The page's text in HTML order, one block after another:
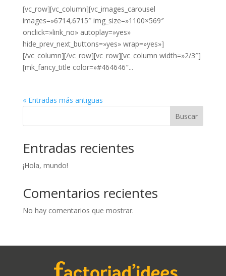
[vc_row][vc_column][vc_images_carousel
images=»6714,6715″ img_size=»1100×569″
onclick=»link_no» autoplay=»yes»
hide_prev_next_buttons=»yes» wrap=»yes»]
[/vc_column][/vc_row][vc_row][vc_column width=»2/3″]
[mk_fancy_title color=»#464646″...
« Entradas más antiguas
Buscar
Entradas recientes
¡Hola, mundo!
Comentarios recientes
No hay comentarios que mostrar.